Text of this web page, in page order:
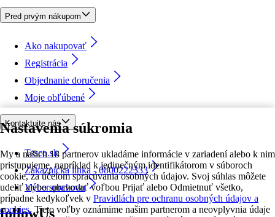
Nastavenia súkromia
My a našich 18 partnerov ukladáme informácie v zariadení alebo k nim
pristupujeme, napríklad k jedinečným identifikátorom v súboroch
cookie, za účelom spracúvania osobných údajov. Svoj súhlas môžete
udeliť alebo spravovať voľbou Prijať alebo Odmietnuť všetko,
prípadne kedykoľvek v Pravidlách pre ochranu osobných údajov a
cookies. Tieto voľby oznámime našim partnerom a neovplyvnia údaje
Pred prvým nákupom
Ako nakupovať
Registrácia
Objednanie doručenia
Moje obľúbené
Kontaktujte nás
Tesco.sk
Zákaznícka linka - 0800222333
Výber obchodu
followUs